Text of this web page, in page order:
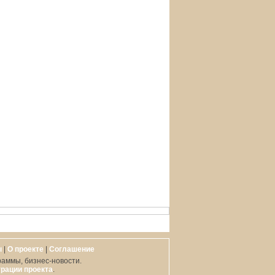
| О проекте | Cоглашение
бизнес-новости.
проекта